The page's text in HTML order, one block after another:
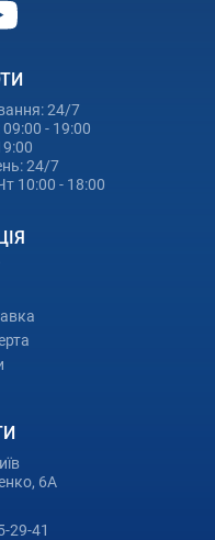
24/7
- 19:00
24/7
10:00 - 18:00
6А
29-41